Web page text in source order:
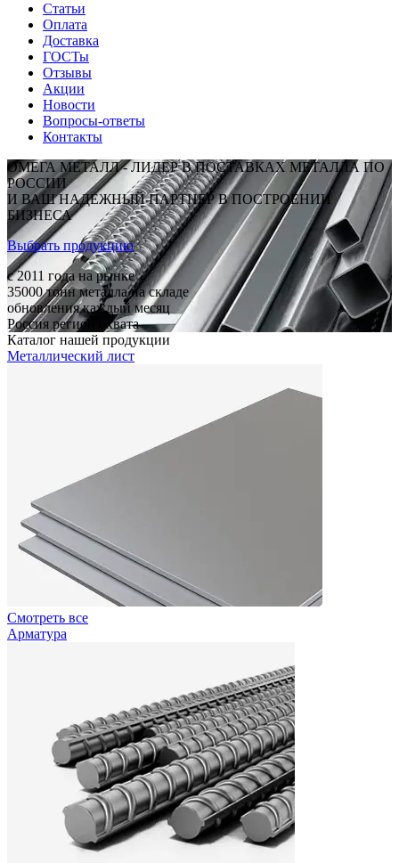
Статьи
Оплата
Доставка
ГОСТы
Отзывы
Акции
Новости
Вопросы-ответы
Контакты
ОМЕГА МЕТАЛЛ - ЛИДЕР В ПОСТАВКАХ МЕТАЛЛА ПО
РОССИИ
И ВАШ НАДЕЖНЫЙ ПАРТНЕР В ПОСТРОЕНИИ
БИЗНЕСА
Выбрать продукцию
c 2011 года на рынке
35000 тонн металла на складе
обновления каждый месяц
Россия регион охвата
Каталог нашей продукции
Металлический лист
Смотреть все
Арматура